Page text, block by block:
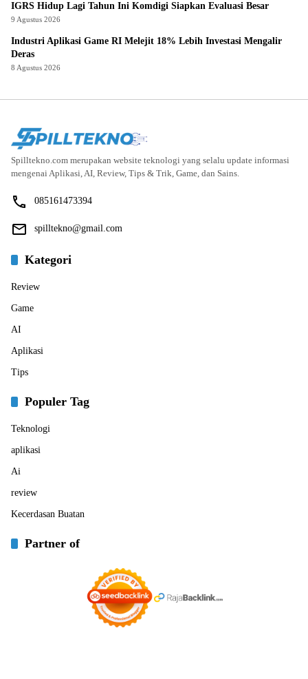
IGRS Hidup Lagi Tahun Ini Komdigi Siapkan Evaluasi Besar
9 Agustus 2026
Industri Aplikasi Game RI Melejit 18% Lebih Investasi Mengalir
Deras
8 Agustus 2026
Spilltekno.com merupakan website teknologi yang selalu update informasi
mengenai Aplikasi, AI, Review, Tips & Trik, Game, dan Sains.
085161473394
spilltekno@gmail.com
Kategori
Review
Game
AI
Aplikasi
Tips
Populer Tag
Teknologi
aplikasi
Ai
review
Kecerdasan Buatan
Partner of